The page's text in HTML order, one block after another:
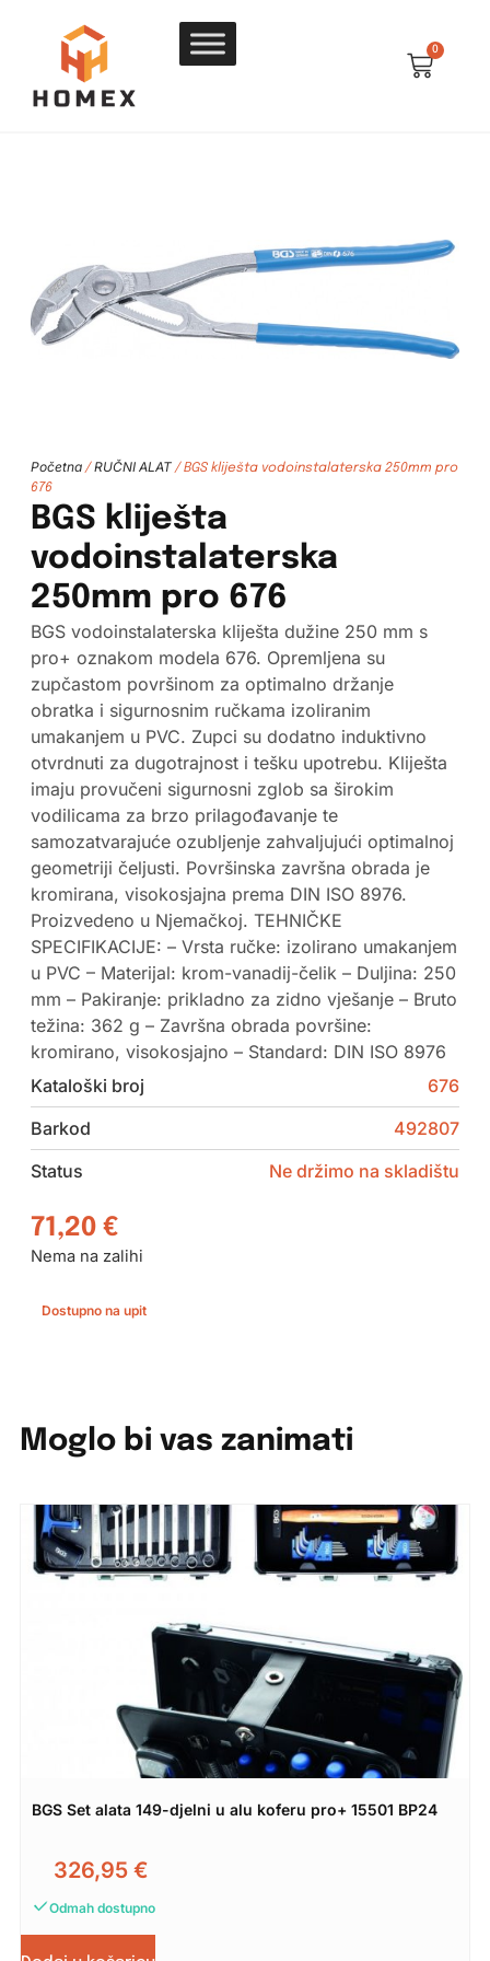
0
Početna/ RUČNI ALAT/ BGS kliješta vodoinstalaterska 250mm pro
676
BGS kliješta
vodoinstalaterska
250mm pro 676
BGS vodoinstalaterska kliješta dužine 250 mm s
pro+ oznakom modela 676. Opremljena su
zupčastom površinom za optimalno držanje
obratka i sigurnosnim ručkama izoliranim
umakanjem u PVC. Zupci su dodatno induktivno
otvrdnuti za dugotrajnost i tešku upotrebu. Kliješta
imaju provučeni sigurnosni zglob sa širokim
vodilicama za brzo prilagođavanje te
samozatvarajuće ozubljenje zahvaljujući optimalnoj
geometriji čeljusti. Površinska završna obrada je
kromirana, visokosjajna prema DIN ISO 8976.
Proizvedeno u Njemačkoj. TEHNIČKE
SPECIFIKACIJE: – Vrsta ručke: izolirano umakanjem
u PVC – Materijal: krom-vanadij-čelik – Duljina: 250
mm – Pakiranje: prikladno za zidno vješanje – Bruto
težina: 362 g – Završna obrada površine:
kromirano, visokosjajno – Standard: DIN ISO 8976
Kataloški broj
676
Barkod
492807
Status
Ne držimo na skladištu
71,20 €
Nema na zalihi
Dostupno na upit
Moglo bi vas zanimati
BGS Set alata 149-djelni u alu koferu pro+ 15501 BP24
326,95 €
Odmah dostupno